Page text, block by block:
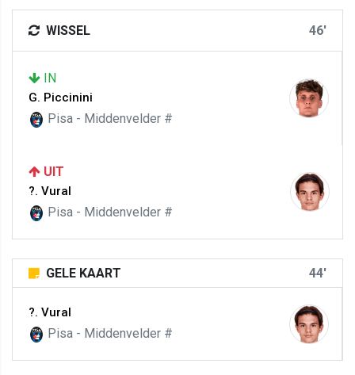
WISSEL 46'
IN
G. Piccinini
Pisa - Middenvelder #
UIT
?. Vural
Pisa - Middenvelder #
GELE KAART 44'
?. Vural
Pisa - Middenvelder #